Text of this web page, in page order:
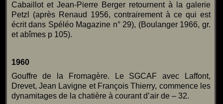
Cabaillot et Jean-Pierre Berger retournent à la galerie
Petzl (après Renaud 1956, contrairement à ce qui est
écrit dans Spéléo Magazine n° 29), (Boulanger 1966, gr.
et abîmes p 105).
1960
Gouffre de la Fromagère. Le SGCAF avec Laffont,
Drevet, Jean Lavigne et François Thierry, commence les
dynamitages de la chatière à courant d’air de – 32.